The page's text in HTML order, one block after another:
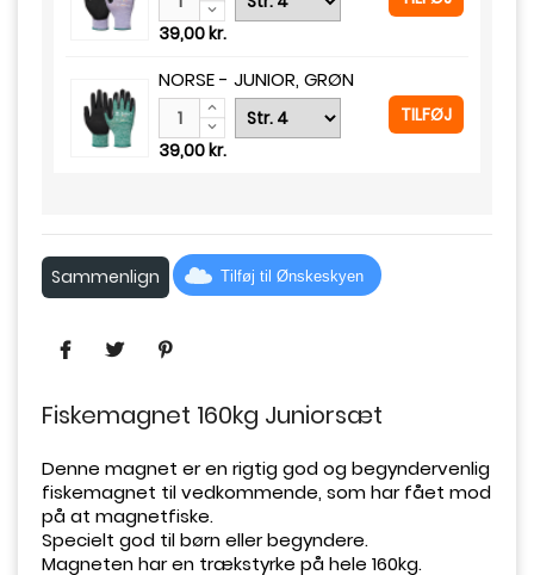
39,00 kr.
NORSE - JUNIOR, GRØN
39,00 kr.
TILFØJ
Sammenlign Tilføj til Ønskeskyen
Fiskemagnet 160kg Juniorsæt
Denne magnet er en rigtig god og begyndervenlig
fiskemagnet til vedkommende, som har fået mod
på at magnetfiske.
Specielt god til børn eller begyndere.
Magneten har en trækstyrke på hele 160kg.